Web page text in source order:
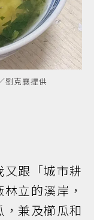
劉克襄提供
跟「城市耕
立的溪岸，
兼及櫛瓜和